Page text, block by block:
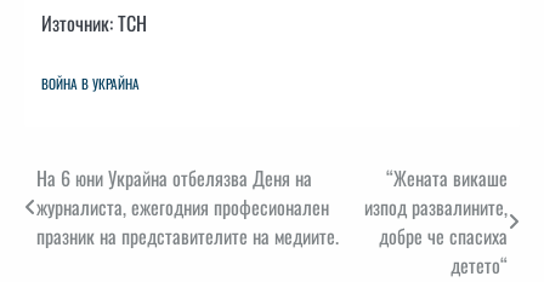
Източник: ТСН
ВОЙНА В УКРАЙНА
Навигация
На 6 юни Украйна отбелязва Деня на
журналиста, ежегодния професионален
празник на представителите на медиите.
“Жената викаше
изпод развалините,
добре че спасиха
детето“